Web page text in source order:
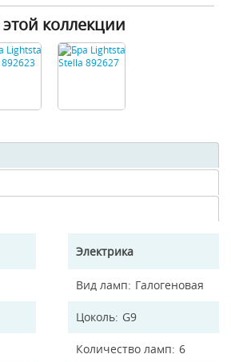
коллекции
Электрика
Вид ламп Галогеновая
Цоколь G9
Количество ламп 6